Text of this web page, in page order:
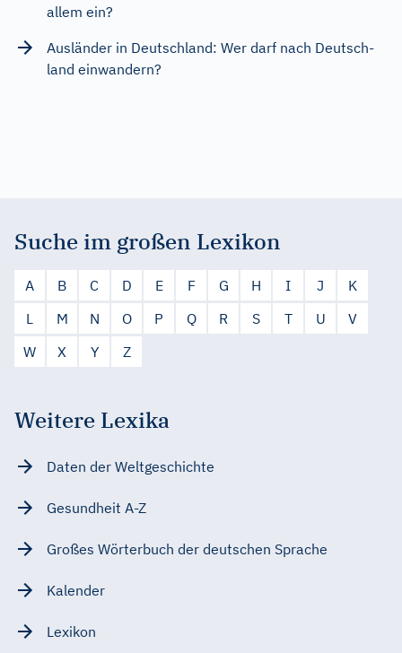
allem ein?
Ausländer in Deutschland: Wer darf nach Deutsch-
land einwandern?
Suche im großen Lexikon
A B C D E F G H I J
K
L
M N O P Q R S T U
V
W
X Y Z
Weitere Lexika
Daten der Weltgeschichte
Gesundheit A-Z
Großes Wörterbuch der deutschen Sprache
Kalender
Lexikon